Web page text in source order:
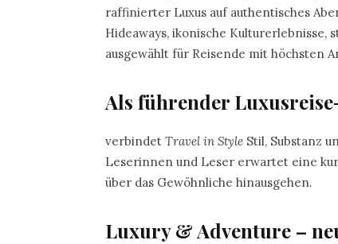
raffinierter Luxus auf authentisches
Hideaways, ikonische
ausgewählt für Reisende mit höchsten
Als führender
verbindet Travel in Style Stil, Substanz
Leserinnen und Leser erwartet eine
über das Gewöhnliche hinausgehen.
Luxury & Adventure –